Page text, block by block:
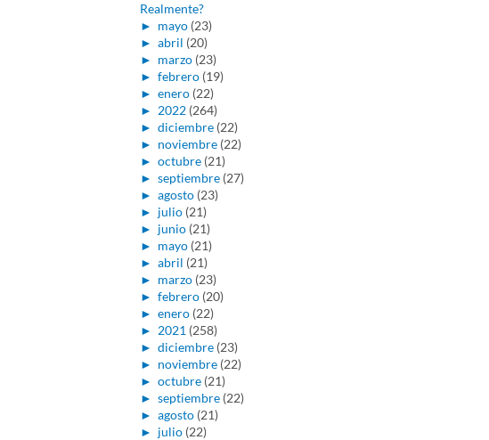
Realmente?
► mayo (23)
► abril (20)
► marzo (23)
► febrero (19)
► enero (22)
► 2022 (264)
► diciembre (22)
► noviembre (22)
► octubre (21)
► septiembre (27)
► agosto (23)
► julio (21)
► junio (21)
► mayo (21)
► abril (21)
► marzo (23)
► febrero (20)
► enero (22)
► 2021 (258)
► diciembre (23)
► noviembre (22)
► octubre (21)
► septiembre (22)
► agosto (21)
► julio (22)